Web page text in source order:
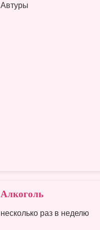
Автуры
Алкоголь
несколько раз в неделю